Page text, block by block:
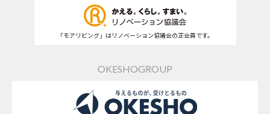
「モアリビング」はリノベーション協議会の正会員です。
OKESHOGROUP